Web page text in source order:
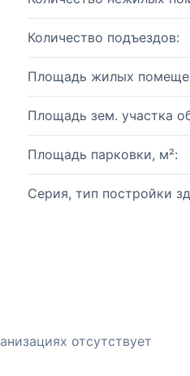
Количество подъездов:
Площадь жилых
Площадь зем. участка
Площадь парковки, м²:
Серия, тип постройки
отсутствует